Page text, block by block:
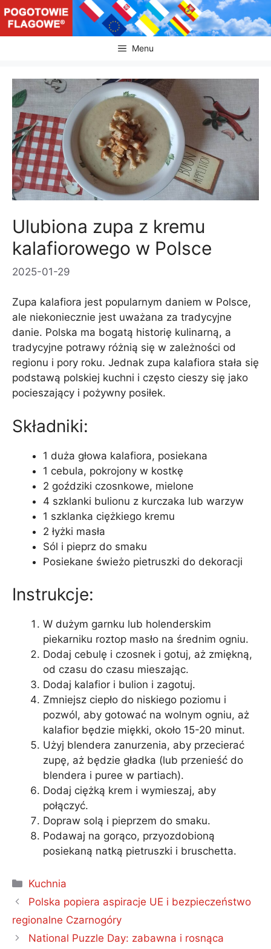
Przejdź
do
treści
Menu
Ulubiona zupa z kremu
kalafiorowego w Polsce
2025-01-29
Zupa kalafiora jest popularnym daniem w Polsce,
ale niekoniecznie jest uważana za tradycyjne
danie. Polska ma bogatą historię kulinarną, a
tradycyjne potrawy różnią się w zależności od
regionu i pory roku. Jednak zupa kalafiora stała się
podstawą polskiej kuchni i często cieszy się jako
pocieszający i pożywny posiłek.
Składniki:
1 duża głowa kalafiora, posiekana
1 cebula, pokrojony w kostkę
2 goździki czosnkowe, mielone
4 szklanki bulionu z kurczaka lub warzyw
1 szklanka ciężkiego kremu
2 łyżki masła
Sól i pieprz do smaku
Posiekane świeżo pietruszki do dekoracji
Instrukcje:
W dużym garnku lub holenderskim
piekarniku roztop masło na średnim ogniu.
Dodaj cebulę i czosnek i gotuj, aż zmiękną,
od czasu do czasu mieszając.
Dodaj kalafior i bulion i zagotuj.
Zmniejsz ciepło do niskiego poziomu i
pozwól, aby gotować na wolnym ogniu, aż
kalafior będzie miękki, około 15-20 minut.
Użyj blendera zanurzenia, aby przecierać
zupę, aż będzie gładka (lub przenieść do
blendera i puree w partiach).
Dodaj ciężką krem ​​i wymieszaj, aby
połączyć.
Dopraw solą i pieprzem do smaku.
Podawaj na gorąco, przyozdobioną
posiekaną natką pietruszki i bruschetta.
Kategorie
Kuchnia
Polska popiera aspiracje UE i bezpieczeństwo
regionalne Czarnogóry
National Puzzle Day: zabawna i rosnąca